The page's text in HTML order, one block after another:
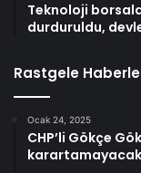
Teknoloji
durduruldu,
Rastgele
Ocak 24, 2025
CHP’li Gökçe